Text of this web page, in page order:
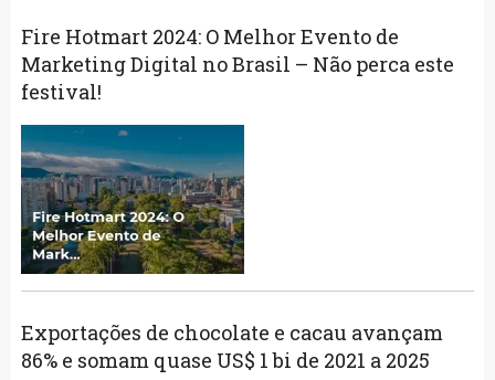
Fire Hotmart 2024: O Melhor Evento de
Marketing Digital no Brasil – Não perca este
festival!
Exportações de chocolate e cacau avançam
86% e somam quase US$ 1 bi de 2021 a 2025